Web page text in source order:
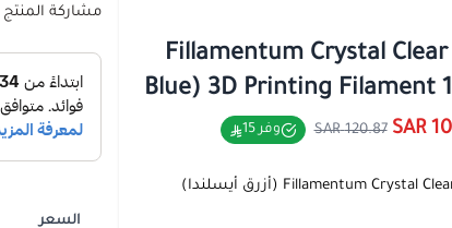
Fillamentum Crystal
Blue) 3D Printing Filament
120.87 SAR وفر 15
مشاركة المنتج
السعر